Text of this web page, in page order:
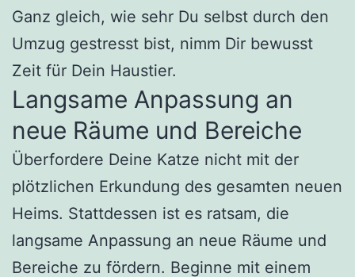
Ganz gleich, wie sehr Du selbst durch den
Umzug gestresst bist, nimm Dir bewusst
Zeit für Dein Haustier.
Langsame Anpassung an
neue Räume und Bereiche
Überfordere Deine Katze nicht mit der
plötzlichen Erkundung des gesamten neuen
Heims. Stattdessen ist es ratsam, die
langsame Anpassung an neue Räume und
Bereiche zu fördern. Beginne mit einem